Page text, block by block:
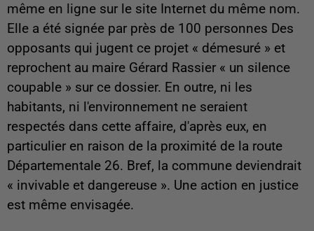
même en ligne sur le site Internet du même nom.
Elle a été signée par près de 100 personnes Des
opposants qui jugent ce projet « démesuré » et
reprochent au maire Gérard Rassier « un silence
coupable » sur ce dossier. En outre, ni les
habitants, ni l'environnement ne seraient
respectés dans cette affaire, d'après eux, en
particulier en raison de la proximité de la route
Départementale 26. Bref, la commune deviendrait
« invivable et dangereuse ». Une action en justice
est même envisagée.